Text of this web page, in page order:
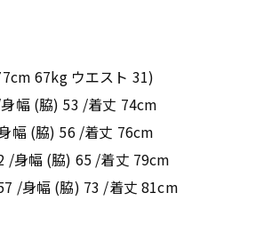
67kg ウエスト 31)
幅 (脇) 53 /着丈 74cm
(脇) 56 /着丈 76cm
身幅 (脇) 65 /着丈 79cm
/身幅 (脇) 73 /着丈 81cm